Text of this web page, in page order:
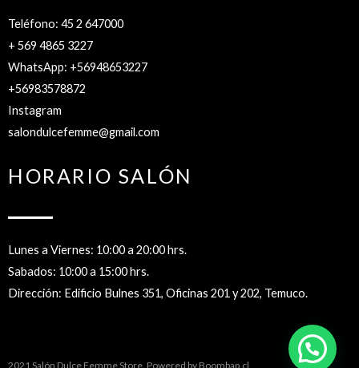
Teléfono: 45 2 647000
+ 569 4865 3227
WhatsApp: +56948653227
+56983578872
Instagram
salondulcefemme@gmail.com
HORARIO SALÓN
Lunes a Viernes: 10:00 a 20:00 hrs.
Sabados: 10:00 a 15:00 hrs.
Dirección: Edificio Bulnes 351, Oficinas 201 y 202, Temuco.
2021 Salón Dulce Femme Store. Powered by Boombap.cl